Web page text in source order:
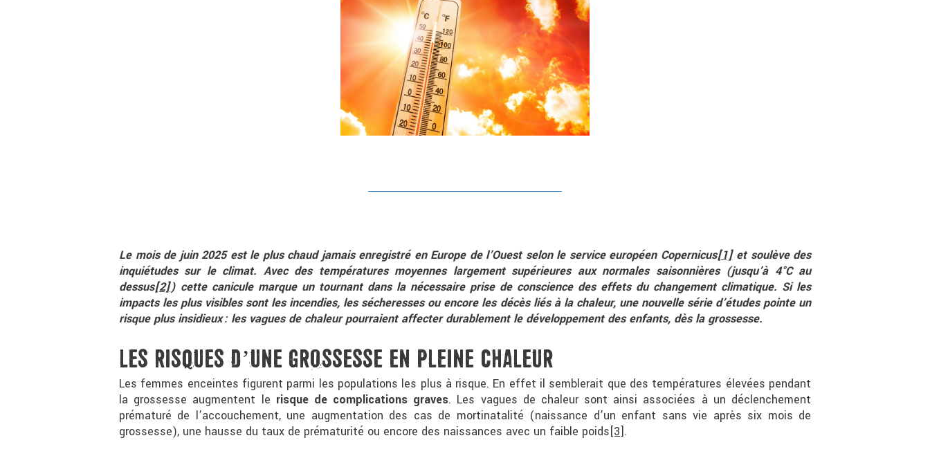
Le mois de juin 2025 est le plus chaud jamais enregistré en Europe de l’Ouest selon le service européen Copernicus[1]et soulève des
inquiétudes sur le climat. Avec des températures moyennes largement supérieures aux normales saisonnières (jusqu’à 4°C au
dessus[2]) cette canicule marque un tournant dans la nécessaire prise de conscience des effets du changement climatique. Si les
impacts les plus visibles sont les incendies, les sécheresses ou encore les décès liés à la chaleur, une nouvelle série d’études pointe un
risque plus insidieux : les vagues de chaleur pourraient affecter durablement le développement des enfants, dès la grossesse.
LES RISQUES D’UNE GROSSESSE EN PLEINE CHALEUR
Les femmes enceintes figurent parmi les populations les plus à risque. En effet il semblerait que des températures élevées pendant
la grossesse augmentent le risque de complications graves. Les vagues de chaleur sont ainsi associées à un déclenchement
prématuré de l’accouchement, une augmentation des cas de mortinatalité (naissance d’un enfant sans vie après six mois de
grossesse), une hausse du taux de prématurité ou encore des naissances avec un faible poids[3].